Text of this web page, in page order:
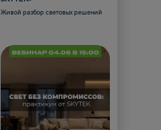
Живой разбор световых решений